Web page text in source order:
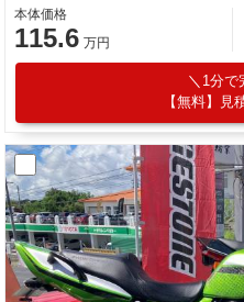
本体価格
115.6 万円
1分で
【無料】見